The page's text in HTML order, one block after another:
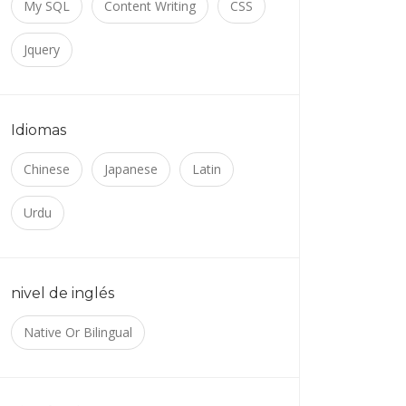
My SQL Content Writing CSS
Jquery
Idiomas
Chinese Japanese Latin
Urdu
nivel de inglés
Native Or Bilingual